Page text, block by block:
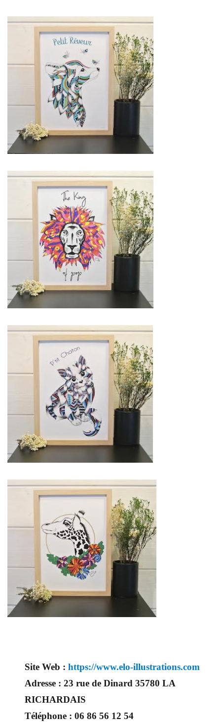
Site Web : https://www.elo-illustrations.com
Adresse : 23 rue de Dinard 35780 LA
RICHARDAIS
Téléphone : 06 86 56 12 54